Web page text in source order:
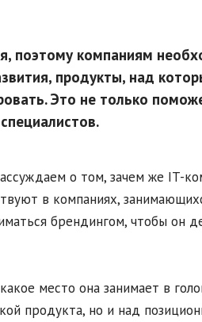
поэтому компаниям
продукты, над
Это не только
о том, зачем же IT-
в компаниях,
брендингом, чтобы он
место она занимает в
продукта, но и над